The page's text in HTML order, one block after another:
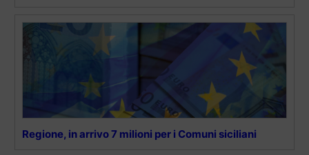
Regione, in arrivo 7 milioni per i Comuni siciliani